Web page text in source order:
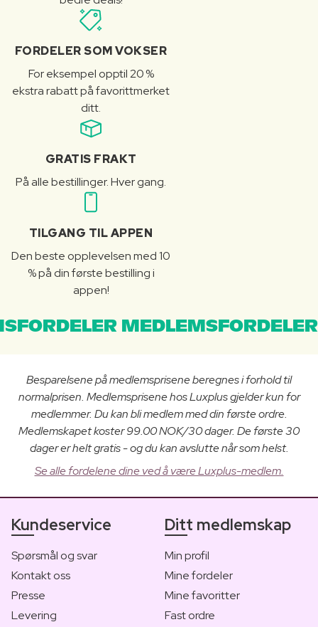
FORDELER SOM VOKSER
For eksempel opptil 20 %
ekstra rabatt på favorittmerket
ditt.
GRATIS FRAKT
På alle bestillinger. Hver gang.
TILGANG TIL APPEN
Den beste opplevelsen med 10
% på din første bestilling i
appen!
Besparelsene på medlemsprisene beregnes i forhold til
normalprisen. Medlemsprisene hos Luxplus gjelder kun for
medlemmer. Du kan bli medlem med din første ordre.
Medlemskapet koster 99.00 NOK/30 dager. De første 30
dager er helt gratis - og du kan avslutte når som helst.
Se alle fordelene dine ved å være Luxplus-medlem.
Kundeservice
Spørsmål og svar
Kontakt oss
Presse
Levering
Ditt medlemskap
Min profil
Mine fordeler
Mine favoritter
Fast ordre